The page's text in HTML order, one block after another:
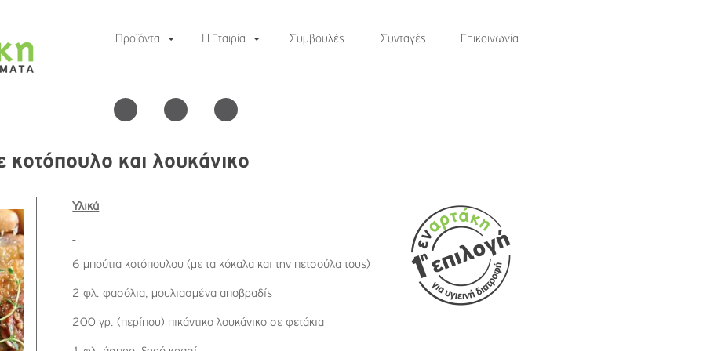
Προϊόντα Η Εταιρία Συμβουλές Συνταγές Επικοινωνία
και λουκάνικο
Υλικά
6 μπούτια κοτόπουλου (με τα κόκαλα και την πετσούλα τους)
2 φλ. φασόλια, μουλιασμένα αποβραδίς
200 γρ. (περίπου) πικάντικο λουκάνικο σε φετάκια